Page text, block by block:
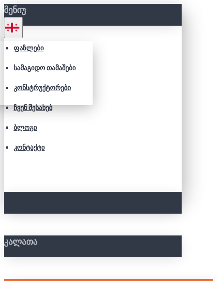
ᲛᲔᲜᲘᲣ
ᲤᲐᲖᲚᲔᲑᲘ
ᲡᲐᲛᲐᲒᲘᲓᲝ ᲗᲐᲛᲐᲨᲔᲑᲘ
ᲙᲝᲜᲡᲢᲠᲣᲥᲢᲝᲠᲔᲑᲘ
ᲩᲕᲔᲜ ᲨᲔᲡᲐᲮᲔᲑ
ᲑᲚᲝᲒᲘ
ᲙᲝᲜᲢᲐᲥᲢᲘ
ᲙᲐᲚᲐᲗᲐ